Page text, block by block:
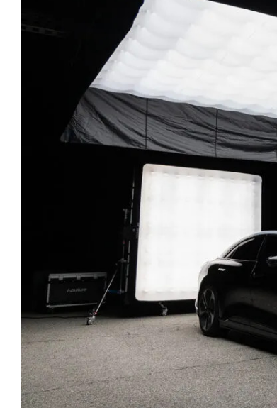
Прочная конструкция: Разработанные с
надежную конструкцию, а также оценку
надежность работы в любых условиях
профессиональных съемок как в студии,